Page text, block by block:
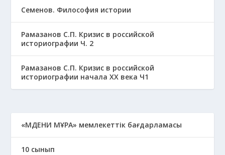
Семенов. Философия истории
Рамазанов С.П. Кризис в российской
историографии Ч. 2
Рамазанов С.П. Кризис в российской
историографии начала ХХ века Ч1
«МӘДЕНИ МҰРА» мемлекеттік бағдарламасы
10 сынып